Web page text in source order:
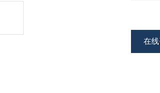
在